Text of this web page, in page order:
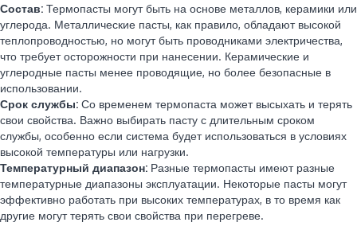
Состав: Термопасты могут быть на основе металлов, керамики или
углерода. Металлические пасты, как правило, обладают высокой
теплопроводностью, но могут быть проводниками электричества,
что требует осторожности при нанесении. Керамические и
углеродные пасты менее проводящие, но более безопасные в
использовании.
Срок службы: Со временем термопаста может высыхать и терять
свои свойства. Важно выбирать пасту с длительным сроком
службы, особенно если система будет использоваться в условиях
высокой температуры или нагрузки.
Температурный диапазон: Разные термопасты имеют разные
температурные диапазоны эксплуатации. Некоторые пасты могут
эффективно работать при высоких температурах, в то время как
другие могут терять свои свойства при перегреве.